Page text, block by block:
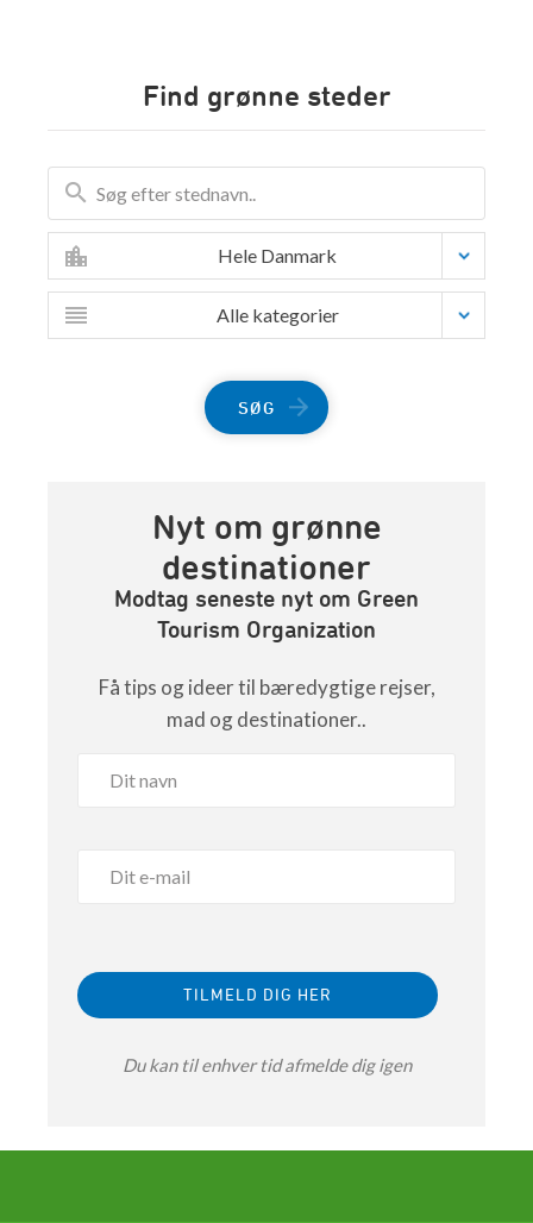
Find grønne steder
Hele Danmark
Alle kategorier
SØG
Nyt om grønne
destinationer
Modtag seneste nyt om Green
Tourism Organization
Få tips og ideer til bæredygtige rejser,
mad og destinationer..
Du kan til enhver tid afmelde dig igen